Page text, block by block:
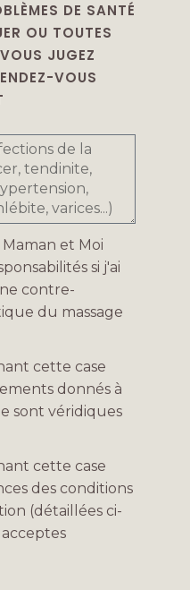
DE SANTÉ
OU TOUTES
JUGEZ
VOUS
et Moi
si j'ai
contre-
du massage
cette case
donnés à
sont véridiques
cette case
des conditions
(détaillées ci-